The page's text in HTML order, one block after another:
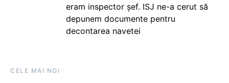
eram inspector șef. ISJ ne-a cerut să
depunem documente pentru
decontarea navetei
CELE MAI NOI